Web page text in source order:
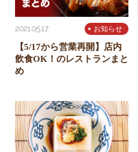
2021.05.17 お知らせ
【5/17から営業再開】店内
飲食OK！のレストランまと
め